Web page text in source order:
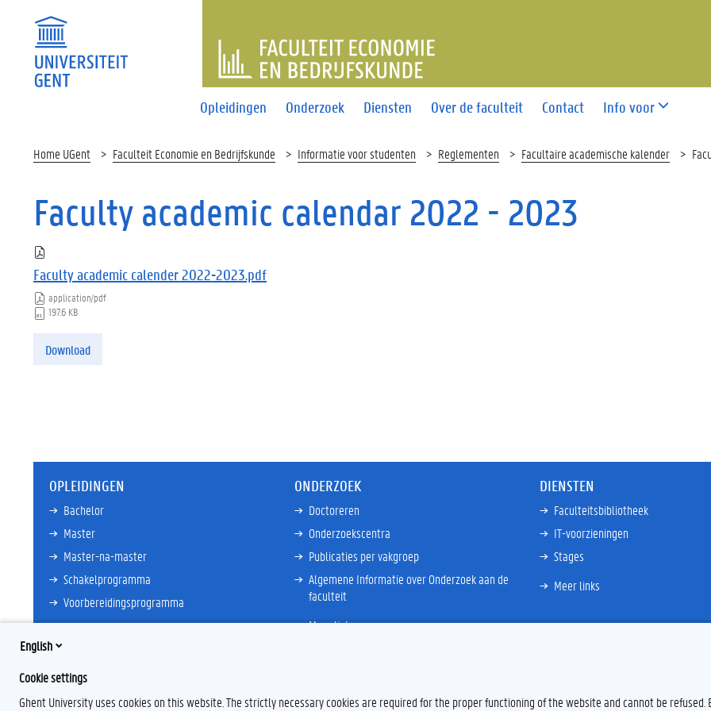
Opleidingen Onderzoek Diensten Over de faculteit Contact Info voor
FACULTEIT ECONOMIE EN
Home UGent Faculteit Economie en Bedrijfskunde Informatie voor studenten Reglementen Facultaire academische kalender
Faculty academic calendar 2022 - 2023
Faculty academic calender 2022-2023.pdf
application/pdf
197.6 KB
Download
OPLEIDINGEN
Bachelor
Master
Master-na-master
Schakelprogramma
Voorbereidingsprogramma
ONDERZOEK
Doctoreren
Onderzoekscentra
Publicaties per vakgroep
Algemene Informatie over Onderzoek aan de
faculteit
Meer links
DIENSTEN
Faculteitsbibliotheek
IT-voorzieningen
Stages
Meer links
English
Cookie settings
Ghent University uses cookies on this website. The strictly necessary cookies are required for the proper functioning of the website and cannot be refused.